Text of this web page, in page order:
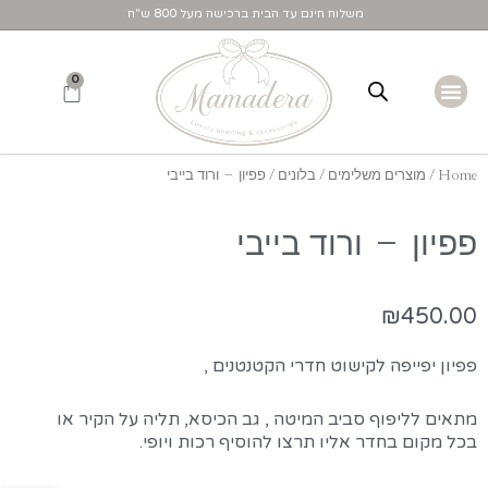
משלוח חינם עד הבית ברכישה מעל 800 ש"ח
0
Home
/ מוצרים משלימים / בלונים / פפיון – ורוד בייבי
פפיון – ורוד בייבי
₪450.00
פפיון יפייפה לקישוט חדרי הקטנטנים ,
מתאים לליפוף סביב המיטה , גב הכיסא, תליה על הקיר או
בכל מקום בחדר אליו תרצו להוסיף רכות ויופי.